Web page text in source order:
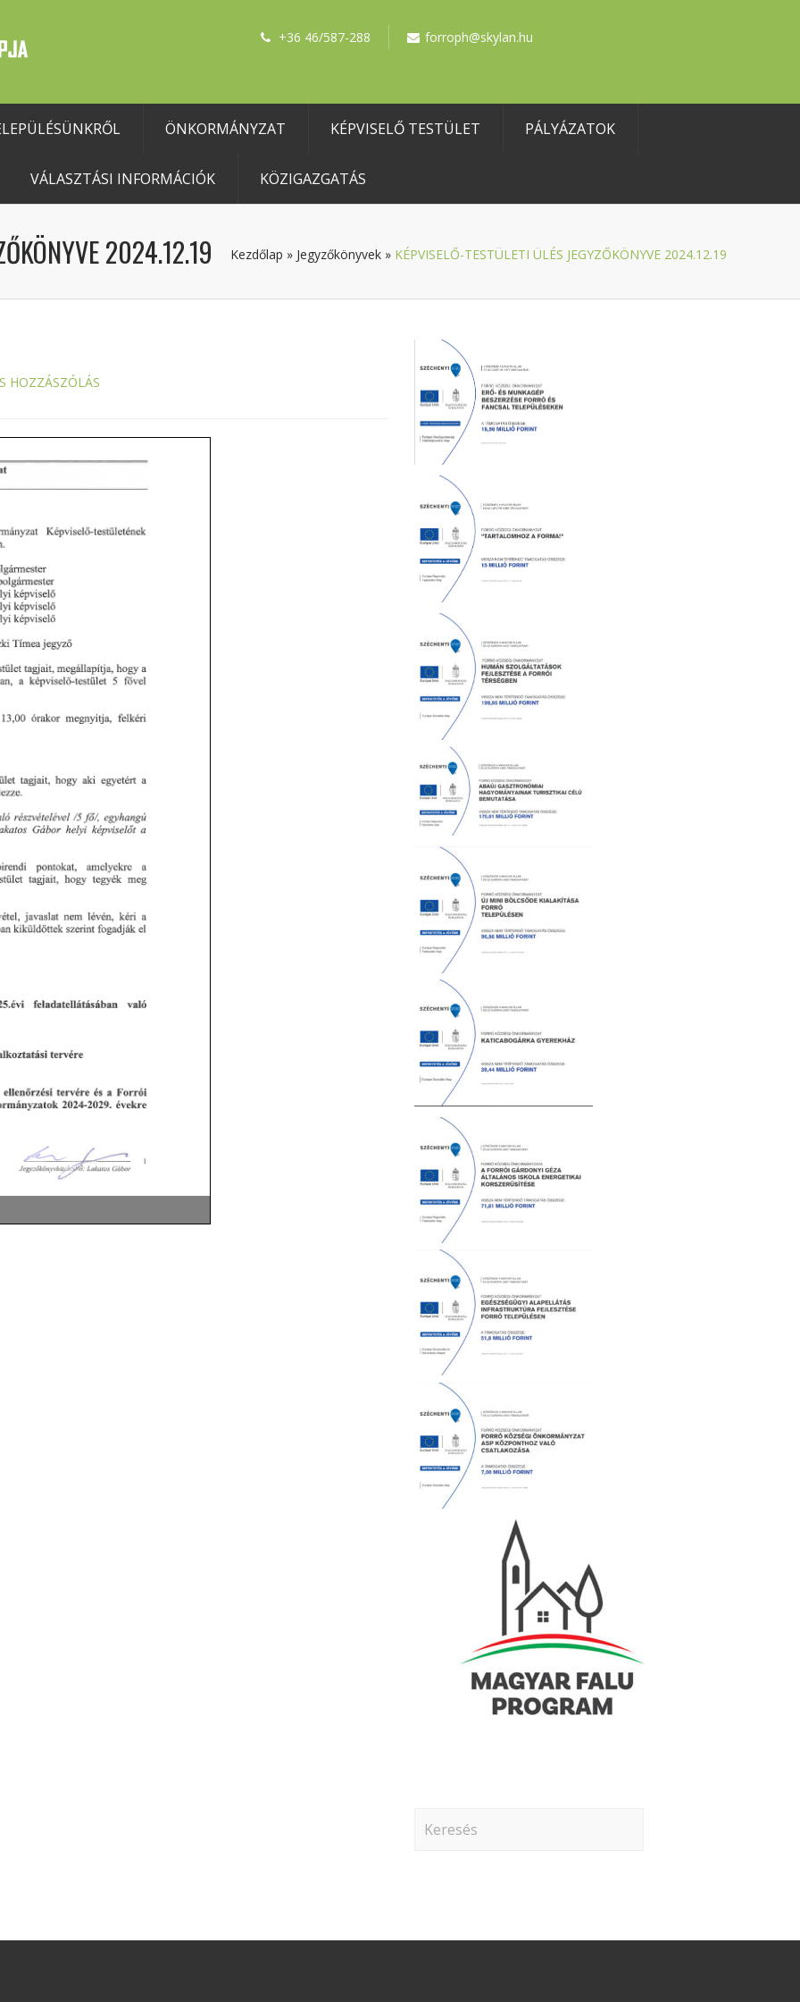
+36 46/587-288 forroph@skylan.hu
ÖNKORMÁNYZAT KÉPVISELŐ TESTÜLET PÁLYÁZATOK
VÁLASZTÁSI INFORMÁCIÓK KÖZIGAZGATÁS
2024.12.19 Kezdőlap » Jegyzőkönyvek » KÉPVISELŐ-TESTÜLETI ÜLÉS JEGYZŐKÖNYVE 2024.12.19
HOZZÁSZÓLÁS